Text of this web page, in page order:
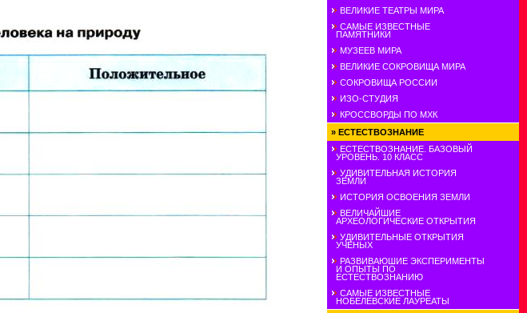
ВЕЛИКИЕ ТЕАТРЫ МИРА
САМЫЕ ИЗВЕСТНЫЕ
ПАМЯТНИКИ
МУЗЕЕВ МИРА
ВЕЛИКИЕ СОКРОВИЩА МИРА
СОКРОВИЩА РОССИИ
ИЗО-СТУДИЯ
КРОССВОРДЫ ПО МХК
» ЕСТЕСТВОЗНАНИЕ
ЕСТЕСТВОЗНАНИЕ. БАЗОВЫЙ
УРОВЕНЬ. 10 КЛАСС
УДИВИТЕЛЬНАЯ ИСТОРИЯ
ЗЕМЛИ
ИСТОРИЯ ОСВОЕНИЯ ЗЕМЛИ
ВЕЛИЧАЙШИЕ
АРХЕОЛОГИЧЕСКИЕ ОТКРЫТИЯ
УДИВИТЕЛЬНЫЕ ОТКРЫТИЯ
УЧЕНЫХ
РАЗВИВАЮШИЕ ЭКСПЕРИМЕНТЫ
И ОПЫТЫ ПО
ЕСТЕСТВОЗНАНИЮ
САМЫЕ ИЗВЕСТНЫЕ
НОБЕЛЕВСКИЕ ЛАУРЕАТЫ